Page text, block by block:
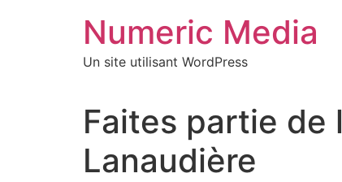
Numeric Media
Un site utilisant WordPress
Faites partie de
Lanaudière